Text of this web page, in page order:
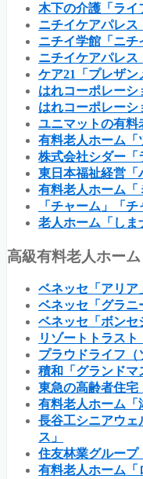
木下の介護「ライ
ニチイケアパレス
ニチイ学館「ニチ
ニチイケアパレス
ケア21「プレザン
はれコーポレーシ
はれコーポレーシ
ユニマットの有料
有料老人ホーム「
株式会社シダー「
東日本福祉経営「
有料老人ホーム「
「チャーム」「チ
老人ホーム「しま
高級有料老人ホーム
ベネッセ「アリア
ベネッセ「グラニ
ベネッセ「ボンセ
リゾートトラスト
プラウドライフ（
積和「グランドマ
東急の高齢者住宅
有料老人ホーム「
長谷工シニアウェ
ス」
住友林業グループ
有料老人ホーム「